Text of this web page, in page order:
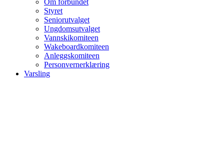
Om forbundet
Styret
Seniorutvalget
Ungdomsutvalget
Vannskikomiteen
Wakeboardkomiteen
Anleggskomiteen
Personvernerklæring
Varsling